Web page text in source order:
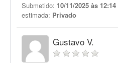
Submetido: 10/11/2025 às 12:14
estimada: Privado
Gustavo V.